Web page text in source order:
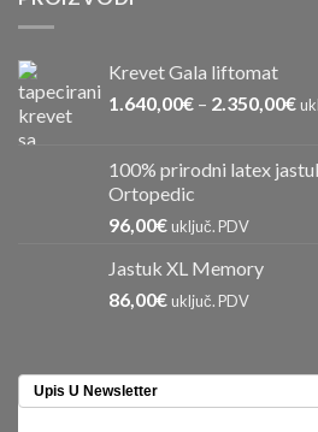
Krevet Gala liftomat
1.640,00€ – 2.350,00€
100% prirodni latex
Ortopedic
96,00€ uključ. PDV
Jastuk XL Memory
86,00€ uključ. PDV
Upis U Newsletter